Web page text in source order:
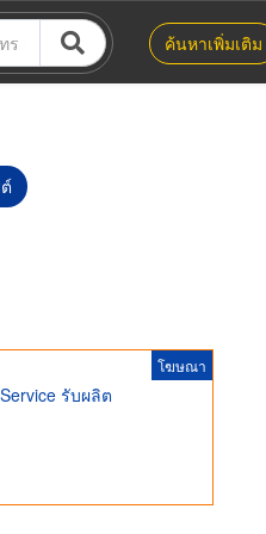
ค้นหาเพิ่มเติม
โฆษณา
รับผลิต